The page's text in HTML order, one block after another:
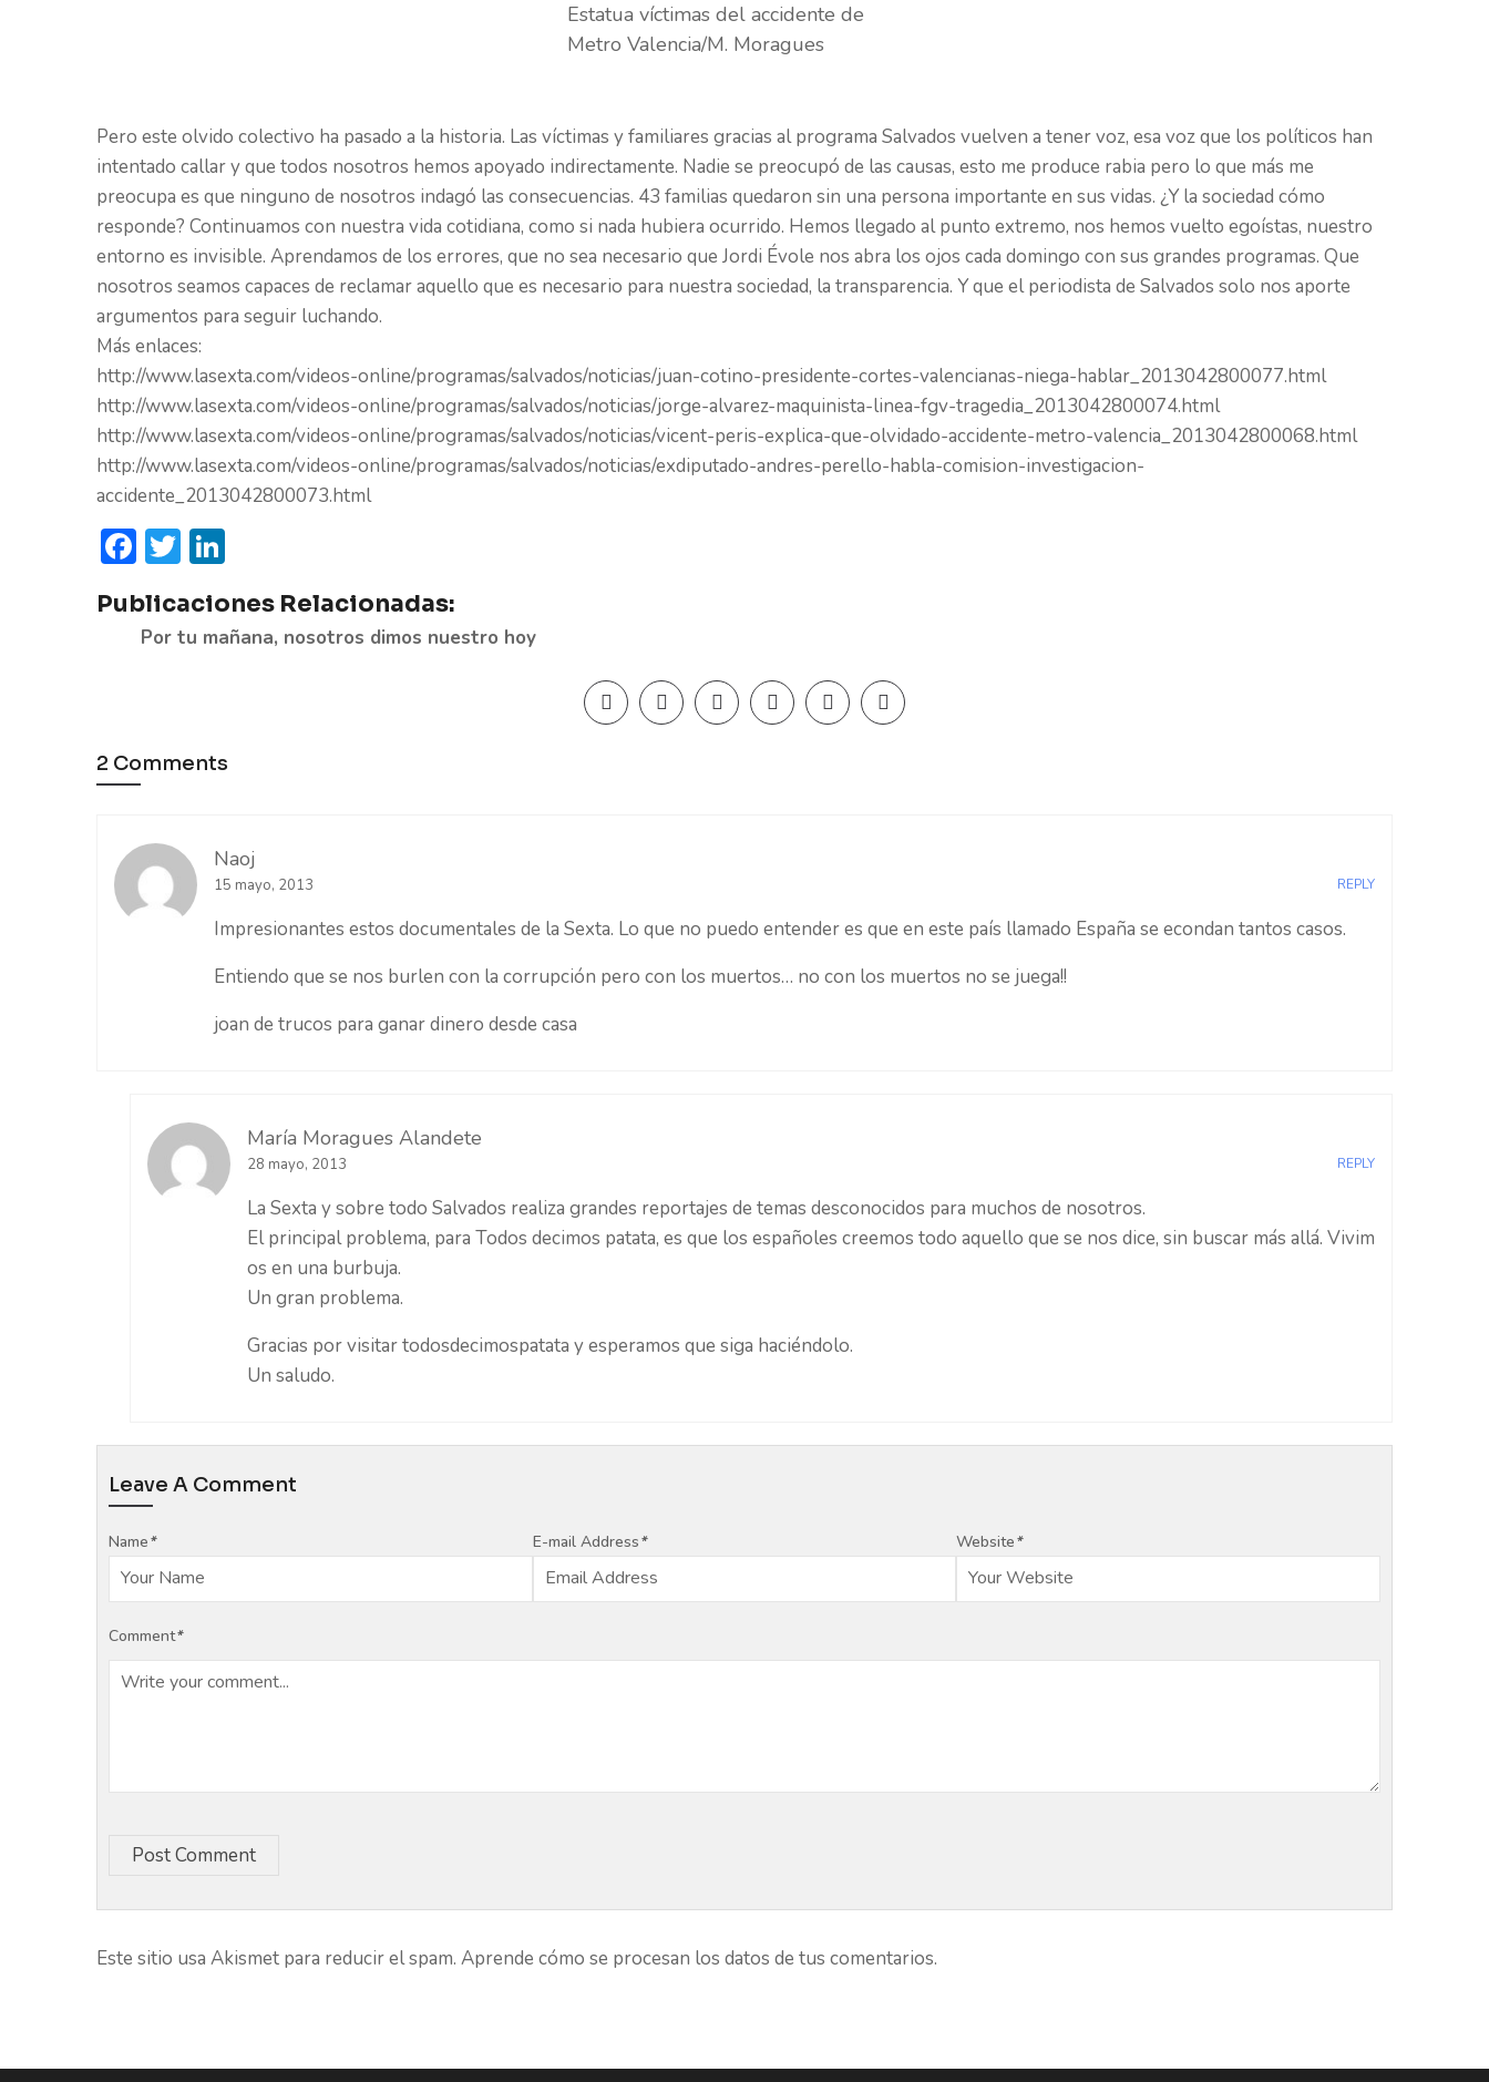
Estatua víctimas del accidente de
Metro Valencia/M. Moragues
Pero este olvido colectivo ha pasado a la historia. Las víctimas y familiares gracias al programa Salvados vuelven a tener voz, esa voz que los políticos han
intentado callar y que todos nosotros hemos apoyado indirectamente. Nadie se preocupó de las causas, esto me produce rabia pero lo que más me
preocupa es que ninguno de nosotros indagó las consecuencias. 43 familias quedaron sin una persona importante en sus vidas. ¿Y la sociedad cómo
responde? Continuamos con nuestra vida cotidiana, como si nada hubiera ocurrido. Hemos llegado al punto extremo, nos hemos vuelto egoístas, nuestro
entorno es invisible. Aprendamos de los errores, que no sea necesario que Jordi Évole nos abra los ojos cada domingo con sus grandes programas. Que
nosotros seamos capaces de reclamar aquello que es necesario para nuestra sociedad, la transparencia. Y que el periodista de Salvados solo nos aporte
argumentos para seguir luchando.
Más enlaces:
http://www.lasexta.com/videos-online/programas/salvados/noticias/juan-cotino-presidente-cortes-valencianas-niega-hablar_2013042800077.html
http://www.lasexta.com/videos-online/programas/salvados/noticias/jorge-alvarez-maquinista-linea-fgv-tragedia_2013042800074.html
http://www.lasexta.com/videos-online/programas/salvados/noticias/vicent-peris-explica-que-olvidado-accidente-metro-valencia_2013042800068.html
http://www.lasexta.com/videos-online/programas/salvados/noticias/exdiputado-andres-perello-habla-comision-investigacion-
accidente_2013042800073.html
Facebook
Twitter
Publicaciones Relacionadas:
Por tu mañana, nosotros dimos nuestro hoy
2 Comments
Naoj
15 mayo, 2013 REPLY
Impresionantes estos documentales de la Sexta. Lo que no puedo entender es que en este país llamado España se econdan tantos casos.
Entiendo que se nos burlen con la corrupción pero con los muertos… no con los muertos no se juega!!
joan de trucos para ganar dinero desde casa
María Moragues Alandete
28 mayo, 2013 REPLY
La Sexta y sobre todo Salvados realiza grandes reportajes de temas desconocidos para muchos de nosotros.
El principal problema, para Todos decimos patata, es que los españoles creemos todo aquello que se nos dice, sin buscar más allá. Vivim
os en una burbuja.
Un gran problema.
Gracias por visitar todosdecimospatata y esperamos que siga haciéndolo.
Un saludo.
Leave A Comment
Name* E-mail Address* Website*
Comment*
Post Comment
Este sitio usa Akismet para reducir el spam. Aprende cómo se procesan los datos de tus comentarios.